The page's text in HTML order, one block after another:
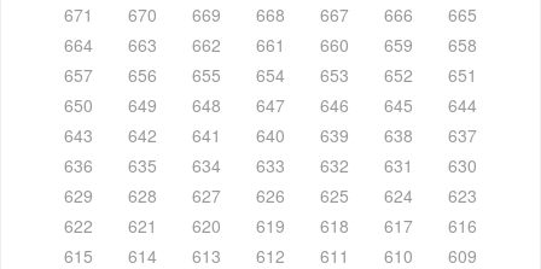
671
670 669 668 667 666
665
664
663 662 661 660 659
658
657
656 655 654 653 652
651
650
649 648 647 646 645
644
643
642 641 640 639 638
637
636
635 634 633 632 631
630
629
628 627 626 625 624
623
622
621 620 619 618 617
616
615
614 613 612 611 610
609